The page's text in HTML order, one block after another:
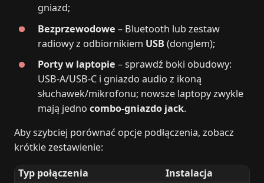
gniazd;
Bezprzewodowe – Bluetooth lub zestaw
radiowy z odbiornikiem USB (donglem);
Porty w laptopie – sprawdź boki obudowy:
USB‑A/USB‑C i gniazdo audio z ikoną
słuchawek/mikrofonu; nowsze laptopy zwykle
mają jednocombo‑gniazdo jack.
Aby szybciej porównać opcje podłączenia, zobacz
krótkie zestawienie:
Typ połączenia
Instalacja